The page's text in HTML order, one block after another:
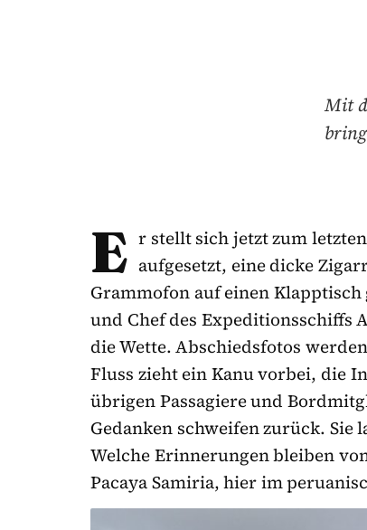
Mit
E r stellt sich jetzt zum
aufgesetzt, eine dicke
Grammofon auf einen
und Chef des Expeditionsschiffs
die Wette. Abschiedsfotos
Fluss zieht ein Kanu vorbei, die
übrigen Passagiere und
Gedanken schweifen zurück. Sie
Welche Erinnerungen bleiben
Pacaya Samiria, hier im